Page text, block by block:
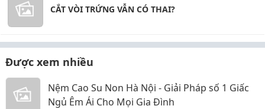
CẮT VÒI TRỨNG VẪN CÓ THAI?
Được xem nhiều
Nệm Cao Su Non Hà Nội - Giải Pháp số 1 Giấc
Ngủ Êm Ái Cho Mọi Gia Đình